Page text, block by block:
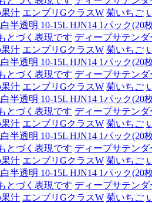
汁 エンブリGクラスW 菊いちご
透明 10-15L HJN14 1パック(20
とづく表現です ディープサテン
汁 エンブリGクラスW 菊いちご
透明 10-15L HJN14 1パック(20
とづく表現です ディープサテン
汁 エンブリGクラスW 菊いちご
透明 10-15L HJN14 1パック(20
とづく表現です ディープサテン
汁 エンブリGクラスW 菊いちご
透明 10-15L HJN14 1パック(20
とづく表現です ディープサテン
汁 エンブリGクラスW 菊いちご
透明 10-15L HJN14 1パック(20
とづく表現です ディープサテン
汁 エンブリGクラスW 菊いちご